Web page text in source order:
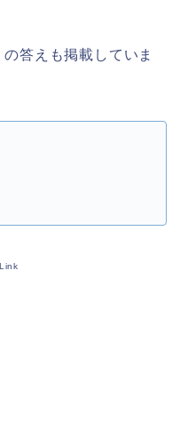
答えも掲載していま